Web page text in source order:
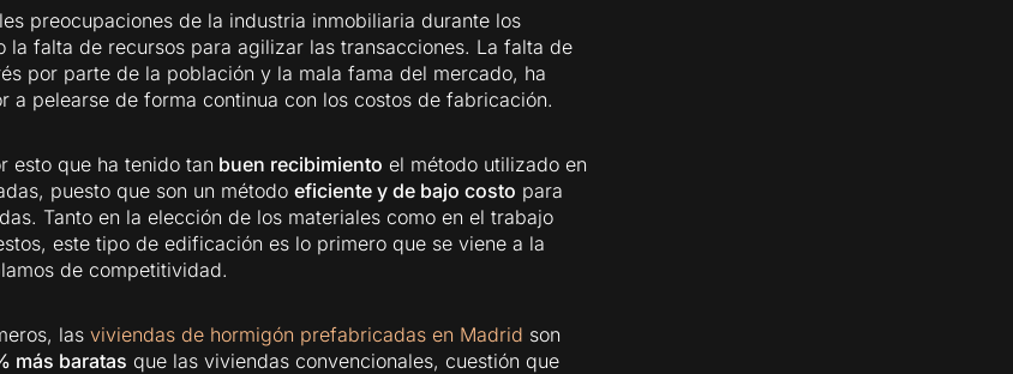
preocupaciones de la industria inmobiliaria durante los
la falta de recursos para agilizar las transacciones. La falta de
por parte de la población y la mala fama del mercado, ha
a pelearse de forma continua con los costos de fabricación.
esto que ha tenido tan buen recibimiento el método utilizado en
puesto que son un método eficiente y de bajo costo para
Tanto en la elección de los materiales como en el trabajo
este tipo de edificación es lo primero que se viene a la
de competitividad.
las viviendas de hormigón prefabricadas en Madrid son
más baratas que las viviendas convencionales, cuestión que